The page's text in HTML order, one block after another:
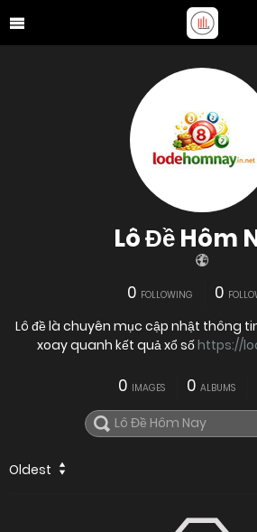
Lô Đề Hôm
0 FOLLOWING 0
Lô đề là chuyên mục cập nhật thông
xoay quanh kết quả xổ sốhttps://
0 IMAGES 0 ALBUMS
Oldest